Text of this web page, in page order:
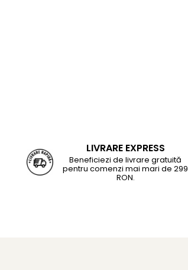
LIVRARE EXPRESS
Beneficiezi de livrare gratuită
pentru comenzi mai mari de 299
RON.